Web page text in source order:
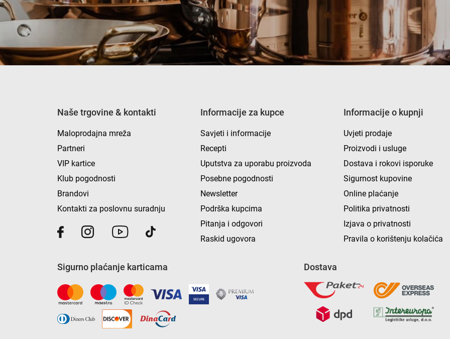
Naše trgovine & kontakti
Maloprodajna mreža
Partneri
VIP kartice
Klub pogodnosti
Brandovi
Kontakti za poslovnu suradnju
Informacije za kupce
Savjeti i informacije
Recepti
Uputstva za uporabu proizvoda
Posebne pogodnosti
Newsletter
Podrška kupcima
Pitanja i odgovori
Raskid ugovora
Informacije o kupnji
Uvjeti prodaje
Proizvodi i usluge
Dostava i rokovi isporuke
Sigurnost kupovine
Online plaćanje
Politika privatnosti
Izjava o privatnosti
Pravila o korištenju kolačića
Sigurno plaćanje karticama Dostava